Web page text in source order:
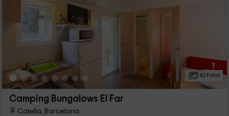
42 Fotos
Camping Bungalows El Far
Calella, Barcelona